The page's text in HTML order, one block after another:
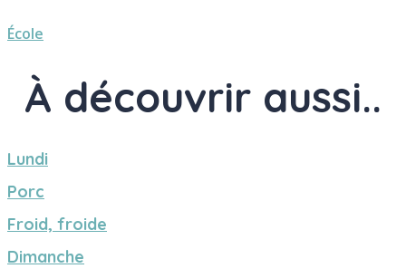
École
À découvrir aussi..
Lundi
Porc
Froid, froide
Dimanche